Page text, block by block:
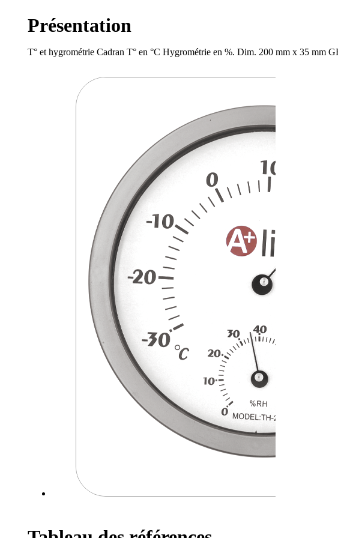
Présentation
T° et hygrométrie Cadran T° en °C Hygrométrie en %. Dim. 200 mm x 35 mm